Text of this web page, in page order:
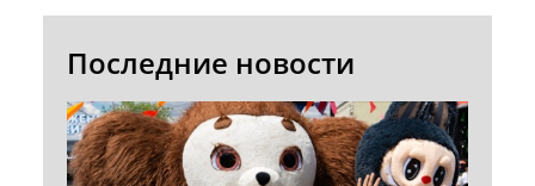
Последние новости